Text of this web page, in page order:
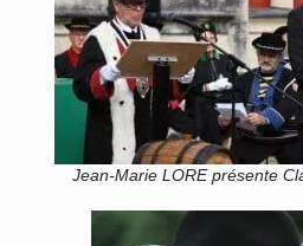
Jean-Marie LORE présente